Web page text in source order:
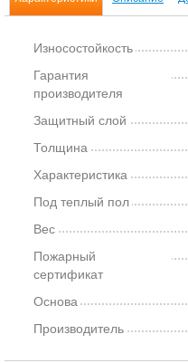
Износостойкость
Гарантия
производителя
Защитный слой
Толщина
Характеристика
Под теплый пол
Вес
Пожарный
сертификат
Основа
Производитель